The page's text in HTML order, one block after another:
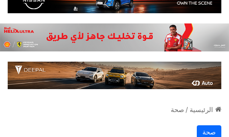
الرئيسية / صحة
صحة